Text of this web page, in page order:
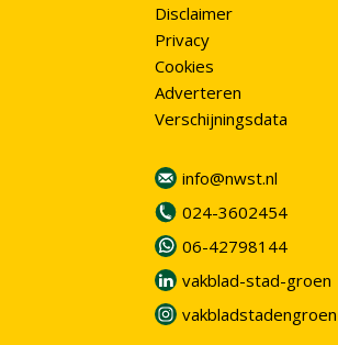
Disclaimer
Privacy
Cookies
Adverteren
Verschijningsdata
info@nwst.nl
024-3602454
06-42798144
vakblad-stad-groen
vakbladstadengroen